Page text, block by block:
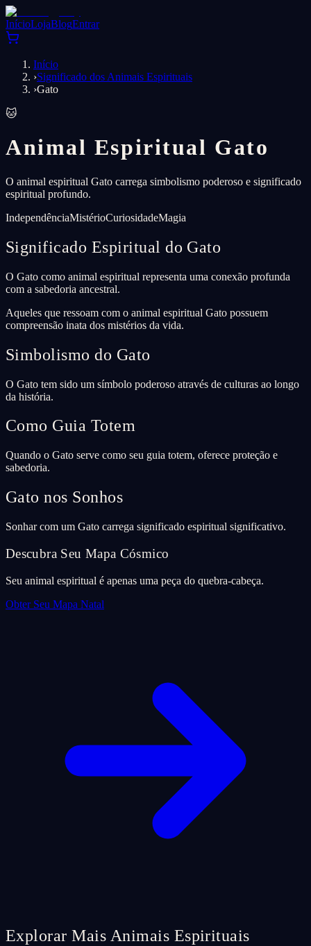
InícioLojaBlogEntrar
Início
›Significado dos Animais Espirituais
›Gato
🐱
Animal Espiritual Gato
O animal espiritual Gato carrega simbolismo poderoso e significado
espiritual profundo.
IndependênciaMistérioCuriosidadeMagia
Significado Espiritual do Gato
O Gato como animal espiritual representa uma conexão profunda
com a sabedoria ancestral.
Aqueles que ressoam com o animal espiritual Gato possuem
compreensão inata dos mistérios da vida.
Simbolismo do Gato
O Gato tem sido um símbolo poderoso através de culturas ao longo
da história.
Como Guia Totem
Quando o Gato serve como seu guia totem, oferece proteção e
sabedoria.
Gato nos Sonhos
Sonhar com um Gato carrega significado espiritual significativo.
Descubra Seu Mapa Cósmico
Seu animal espiritual é apenas uma peça do quebra-cabeça.
Obter Seu Mapa Natal
Explorar Mais Animais Espirituais